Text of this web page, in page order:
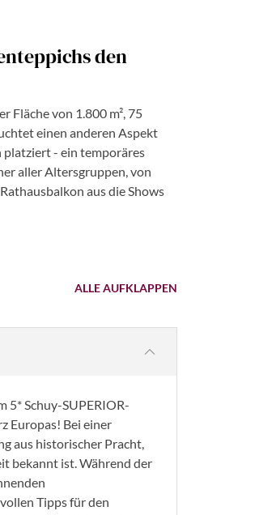
den
Fläche von 1.800 m², 75
einen anderen Aspekt
platziert - ein temporäres
aller Altersgruppen, von
aus die Shows
ALLE AUFKLAPPEN
5* Schuy-SUPERIOR-
Europas! Bei einer
aus historischer Pracht,
bekannt ist. Während der
Tipps für den